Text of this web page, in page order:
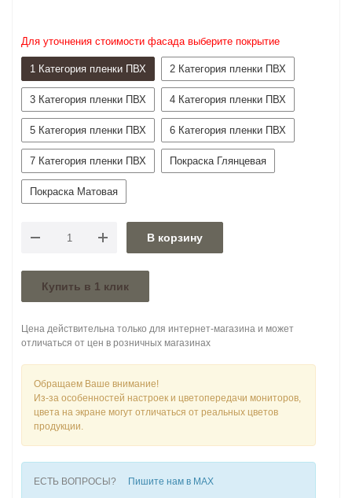
Для уточнения стоимости фасада выберите покрытие
1 Категория пленки ПВХ 2 Категория пленки ПВХ
3 Категория пленки ПВХ 4 Категория пленки ПВХ
5 Категория пленки ПВХ 6 Категория пленки ПВХ
7 Категория пленки ПВХ Покраска Глянцевая
Покраска Матовая
В корзину
Купить в 1 клик
Цена действительна только для интернет-магазина и может
отличаться от цен в розничных магазинах
Обращаем Ваше внимание!
Из-за особенностей настроек и цветопередачи мониторов,
цвета на экране могут отличаться от реальных цветов
продукции.
ЕСТЬ ВОПРОСЫ? Пишите нам в MAX